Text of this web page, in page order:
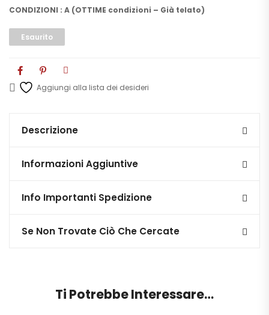
CONDIZIONI : A (OTTIME condizioni – Già telato)
Esaurito
Aggiungi alla lista dei desideri
Descrizione
Informazioni Aggiuntive
Info Importanti Spedizione
Se Non Trovate Ciò Che Cercate
Ti Potrebbe Interessare…